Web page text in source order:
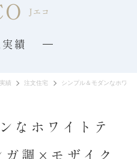
Jエコ
績
績 注文住宅 シンプル＆モダンなホワイ
なホワイトテ
ガ調×モザイク